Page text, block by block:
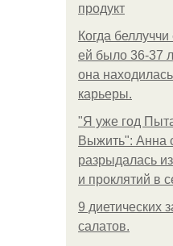
продукт
Когда
ей было 36-37
она
карьеры.
"Я уже год
Выжить": Анна
разрыдалась
и проклятий в
9 диетических
салатов.